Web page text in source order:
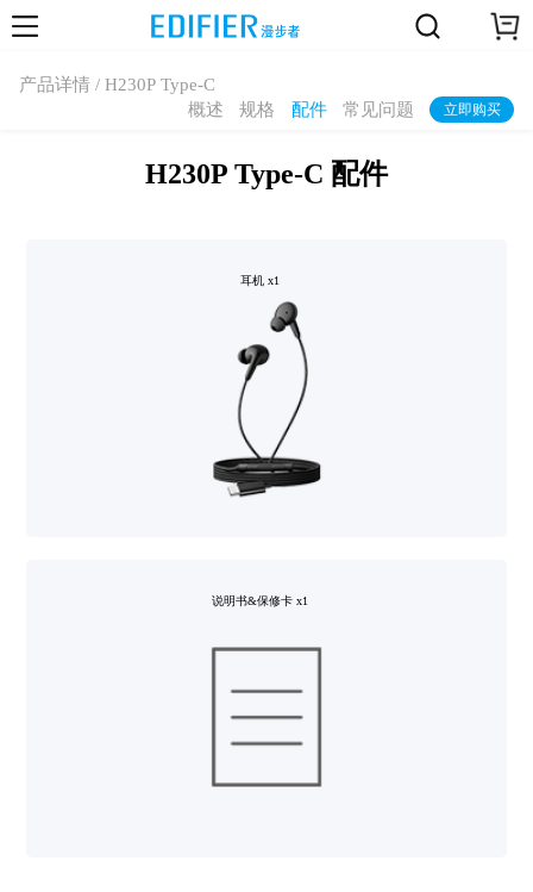
产品详情 / H230P Type-C
概述
规格 配件 常见问题 立即购买
H230P Type-C 配件
耳机 x1
说明书&保修卡 x1